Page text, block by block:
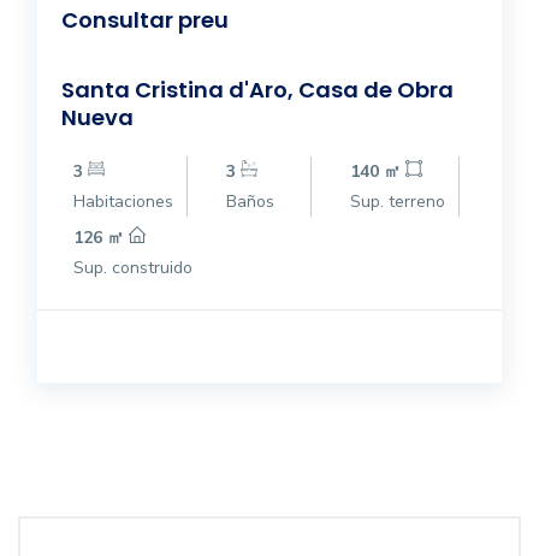
Consultar preu
Santa Cristina d'Aro, Casa de Obra
Nueva
3
Habitaciones
3
Baños
140 ㎡
Sup. terreno
126 ㎡
Sup. construido